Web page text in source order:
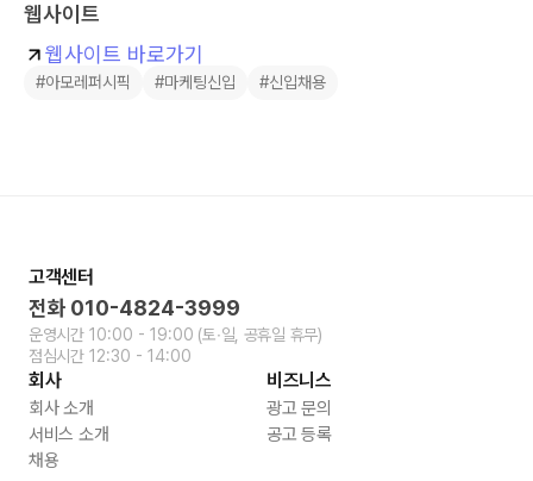
웹사이트
웹사이트 바로가기
#아모레퍼시픽 #마케팅신입 #신입채용
고객센터
전화 010-4824-3999
운영시간 10:00 - 19:00 (토∙일, 공휴일 휴무)
점심시간 12:30 - 14:00
회사
회사 소개
서비스 소개
채용
비즈니스
광고 문의
공고 등록